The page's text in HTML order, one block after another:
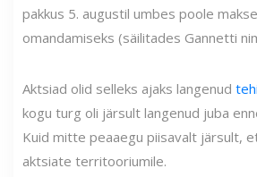
pakkus 5. augustil umbes poole
omandamiseks (säilitades Gannetti
Aktsiad olid selleks ajaks langenud
kogu turg oli järsult langenud juba
Kuid mitte peaaegu piisavalt järsult,
aktsiate territooriumile.